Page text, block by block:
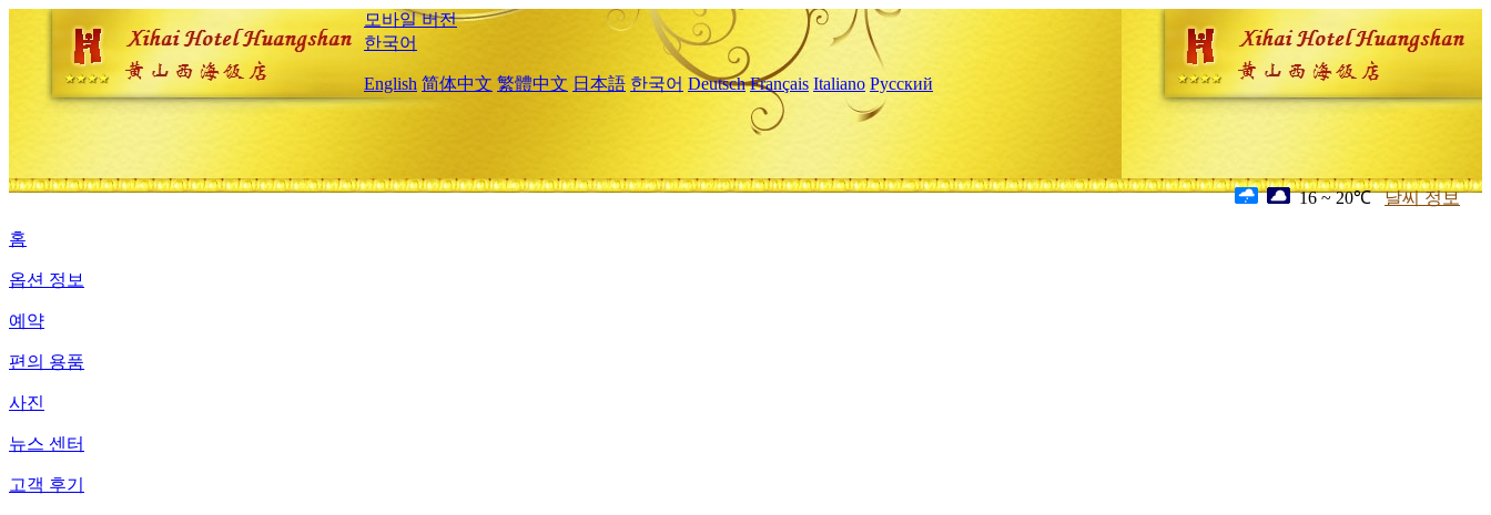
모바일 버전
한국어
English 简体中文 繁體中文 日本語 한국어 Deutsch Français Italiano Русский
16 ~ 20℃ 날씨 정보
홈
옵션 정보
예약
편의 용품
사진
뉴스 센터
고객 후기